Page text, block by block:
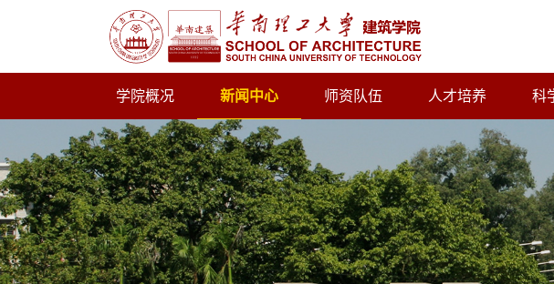
学院概况 新闻中心 师资队伍 人才培养 科